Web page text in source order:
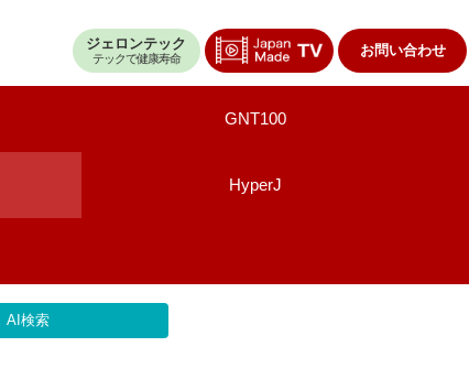
ジェロンテック
テックで健康寿命 お問い合わせ
GNT100
HyperJ
AI検索